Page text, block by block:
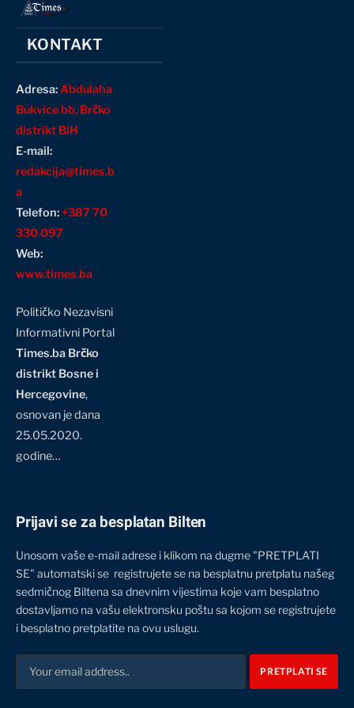
KONTAKT
Adresa:Abdulaha
Bukvice bb, Brčko
distrikt BiH
E-mail:
redakcija@times.b
a
Telefon:+387 70
330 097
Web:
www.times.ba
Političko Nezavisni
Informativni Portal
Times.ba Brčko
distrikt Bosne i
Hercegovine,
osnovan je dana
25.05.2020.
godine…
Prijavi se za besplatan Bilten
Unosom vaše e-mail adrese i klikom na dugme "PRETPLATI
SE" automatski se registrujete se na besplatnu pretplatu našeg
sedmičnog Biltena sa dnevnim vijestima koje vam besplatno
dostavljamo na vašu elektronsku poštu sa kojom se registrujete
i besplatno pretplatite na ovu uslugu.